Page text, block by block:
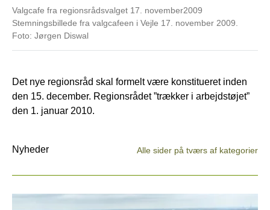
Valgcafe fra regionsrådsvalget 17. november2009
Stemningsbillede fra valgcafeen i Vejle 17. november 2009.
Foto: Jørgen Diswal
Det nye regionsråd skal formelt være konstitueret inden
den 15. december. Regionsrådet ”trækker i arbejdstøjet”
den 1. januar 2010.
Nyheder Alle sider på tværs af kategorier